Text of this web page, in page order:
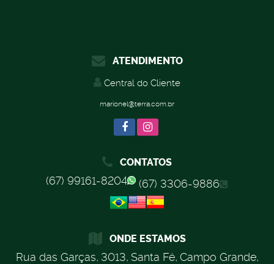
ATENDIMENTO
Central do Cliente
marionel@terra.com.br
CONTATOS
(67) 99161-8204 (67) 3306-9886
ONDE ESTAMOS
Rua das Garças, 3013, Santa Fé, Campo Grande,